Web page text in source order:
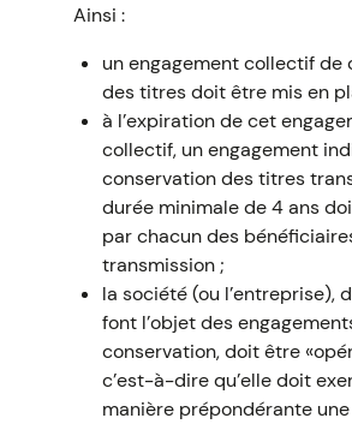
Ainsi :
un engagement collectif de
des titres doit être mis en
à l’expiration de cet
collectif, un engagement
conservation des titres
durée minimale de 4 ans
par chacun des
transmission ;
la société (ou l’entreprise),
font l’objet des
conservation, doit être
c’est-à-dire qu’elle doit
manière prépondérante